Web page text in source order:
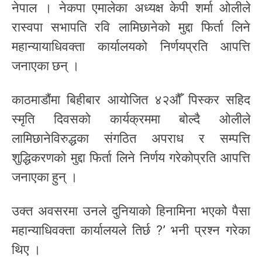
नेपाल । नेकपा एमालेका अध्यक्ष केपी शर्मा ओलीले
रास्वपा सभापति रवि लामिछानेको मुद्दा फिर्ता लिने
महान्यायाधिवक्ता कार्यालयको निर्णयप्रति आपत्ति
जनाएका छन् ।
काठमाडौंमा बिहीबार आयोजित ४२औँ पिस्कर सहिद
स्मृति दिवसको कार्यक्रममा बोल्दै ओलीले
लामिछानेविरुद्धका संगठित अपराध र सम्पत्ति
शुद्धिकरणको मुद्दा फिर्ता लिने निर्णय गरेकोप्रति आपत्ति
जनाएका हुन् ।
उक्त अवसरमा उनले दुनियाको हिनामिना भएको पैसा
महान्याधिवक्ता कार्यालयले तिर्छ ?’ भनी प्रश्न गरेका
थिए ।